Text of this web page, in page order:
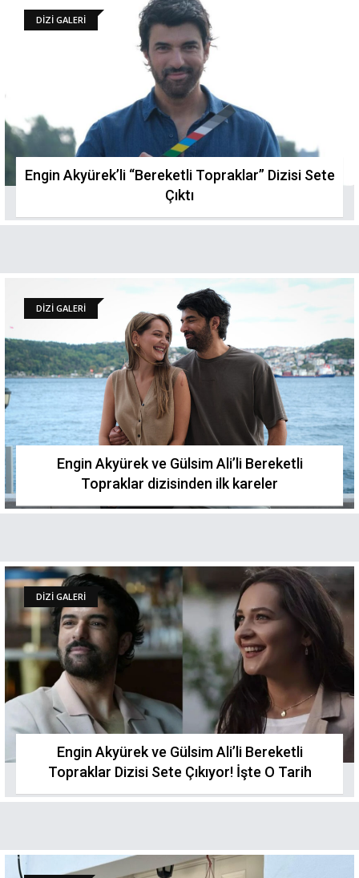
DİZİ GALERİ
Engin Akyürek’li “Bereketli Topraklar” Dizisi Sete
Çıktı
DİZİ GALERİ
Engin Akyürek ve Gülsim Ali’li Bereketli
Topraklar dizisinden ilk kareler
DİZİ GALERİ
Engin Akyürek ve Gülsim Ali’li Bereketli
Topraklar Dizisi Sete Çıkıyor! İşte O Tarih